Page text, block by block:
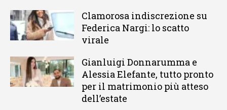
Clamorosa indiscrezione su
Federica Nargi: lo scatto
virale
Gianluigi Donnarumma e
Alessia Elefante, tutto pronto
per il matrimonio più atteso
dell’estate